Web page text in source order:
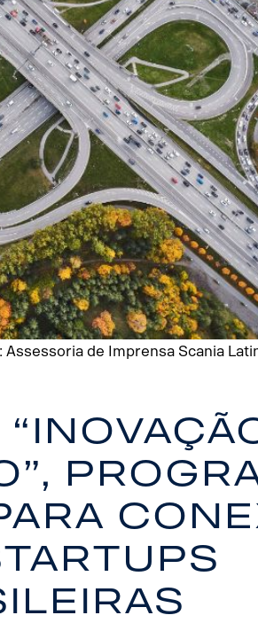
Assessoria de Imprensa Scania